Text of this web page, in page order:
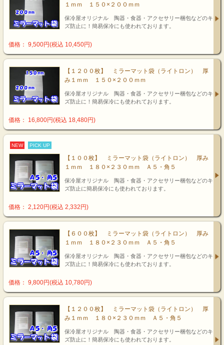
１ｍｍ １５０×２００ｍｍ
保冷屋オリジナル 陶器・食器・アクセサリー梱包などのキ
ズ防止に！簡易保冷にも使われております。
価格： 9,500円(税込 10,450円)
【１２００枚】 ミラーマット袋（ライトロン） 厚
み１ｍｍ １５０×２００ｍｍ
保冷屋オリジナル 陶器・食器・アクセサリー梱包などのキ
ズ防止に！簡易保冷にも使われております。
価格： 16,800円(税込 18,480円)
NEW PICK UP
【１００枚】 ミラーマット袋（ライトロン） 厚み
１ｍｍ １８０×２３０ｍｍ Ａ５・角５
保冷屋オリジナル 陶器・食器・アクセサリー梱包などのキ
ズ防止に簡易保冷にも使われております。
価格： 2,120円(税込 2,332円)
【６００枚】 ミラーマット袋（ライトロン） 厚み
１ｍｍ １８０×２３０ｍｍ Ａ５・角５
保冷屋オリジナル 陶器・食器・アクセサリー梱包などのキ
ズ防止に！簡易保冷にも使われております。
価格： 9,800円(税込 10,780円)
【１２００枚】 ミラーマット袋（ライトロン） 厚
み１ｍｍ １８０×２３０ｍｍ Ａ５・角５
保冷屋オリジナル 陶器・食器・アクセサリー梱包などのキ
ズ防止に！簡易保冷にも使われております。